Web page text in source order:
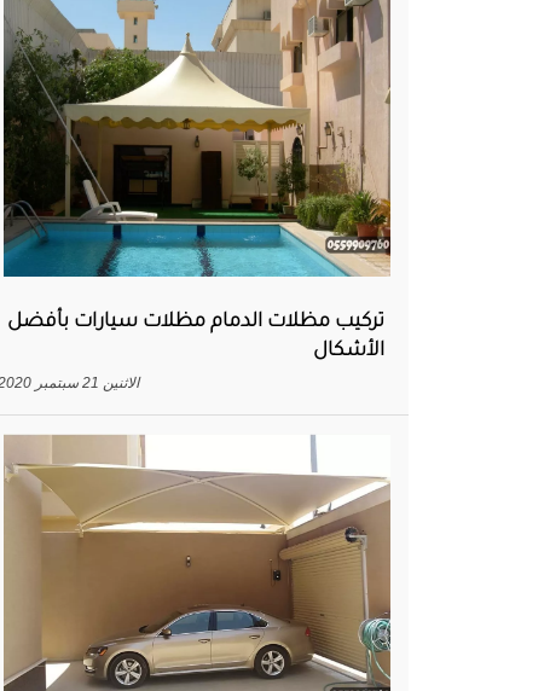
تركيب مظلات الدمام مظلات سيارات بأفضل
الأشكال
الاثنين 21 سبتمبر 2020